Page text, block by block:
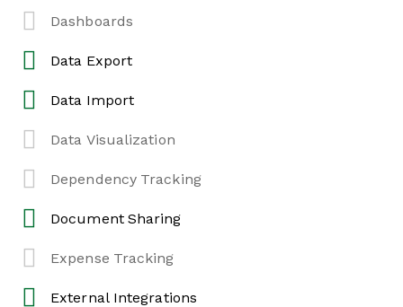
Dashboards
Data Export
Data Import
Data Visualization
Dependency Tracking
Document Sharing
Expense Tracking
External Integrations